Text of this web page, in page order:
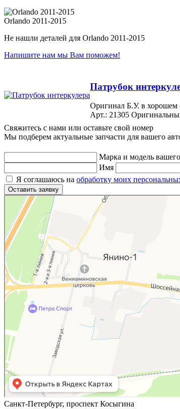
Orlando 2011-2015
Не нашли деталей для Orlando 2011-2015
Напишите нам мы Вам поможем!
Патрубок
Оригинал Б.У. в
Арт.: 21305
Свяжитесь с нами или оставьте свой номер
Мы подберем актуальные запчасти для вашего
Марка и модель
Имя
Я соглашаюсь на обработку моих
Яндекс.Карты
Яндекс.Карты — поиск мест и адресов, городской транспорт
Санкт-Петербург, проспект Косыгина